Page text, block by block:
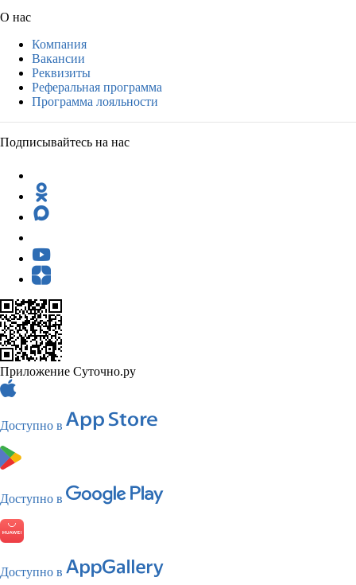
О нас
Компания
Вакансии
Реквизиты
Реферальная программа
Программа лояльности
Подписывайтесь на нас
Приложение Суточно.ру
Доступно в
Доступно в
Доступно в